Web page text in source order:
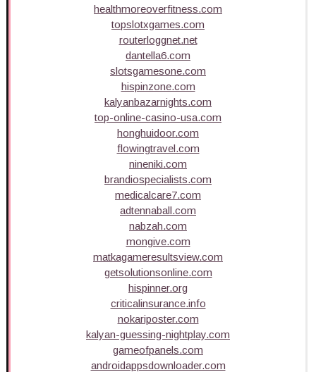
healthmoreoverfitness.com
topslotxgames.com
routerloggnet.net
dantella6.com
slotsgamesone.com
hispinzone.com
kalyanbazarnights.com
top-online-casino-usa.com
honghuidoor.com
flowingtravel.com
nineniki.com
brandiospecialists.com
medicalcare7.com
adtennaball.com
nabzah.com
mongive.com
matkagameresultsview.com
getsolutionsonline.com
hispinner.org
criticalinsurance.info
nokariposter.com
kalyan-guessing-nightplay.com
gameofpanels.com
androidappsdownloader.com